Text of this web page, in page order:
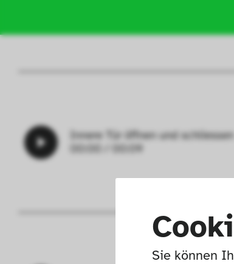
Sie können
Innere Tür öffnen und schliessen
00:00
00:09